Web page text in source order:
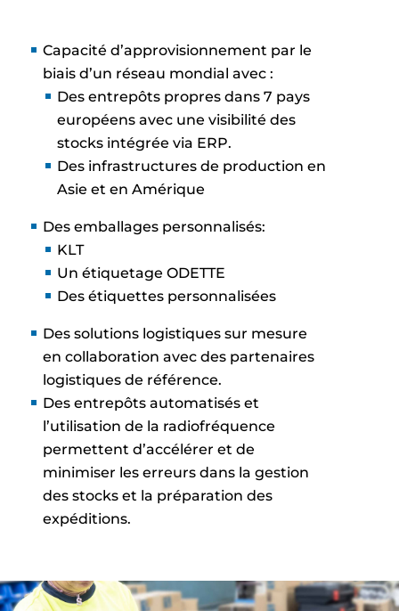
Capacité d’approvisionnement par le
biais d’un réseau mondial avec :
Des entrepôts propres dans 7 pays
européens avec une visibilité des
stocks intégrée via ERP.
Des infrastructures de production en
Asie et en Amérique
Des emballages personnalisés:
KLT
Un étiquetage ODETTE
Des étiquettes personnalisées
Des solutions logistiques sur mesure
en collaboration avec des partenaires
logistiques de référence.
Des entrepôts automatisés et
l’utilisation de la radiofréquence
permettent d’accélérer et de
minimiser les erreurs dans la gestion
des stocks et la préparation des
expéditions.